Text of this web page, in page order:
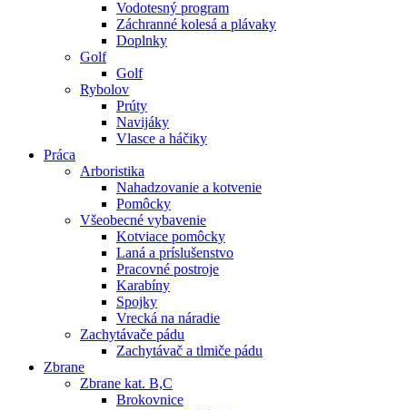
Vodotesný program
Záchranné kolesá a plávaky
Doplnky
Golf
Golf
Rybolov
Prúty
Navijáky
Vlasce a háčiky
Práca
Arboristika
Nahadzovanie a kotvenie
Pomôcky
Všeobecné vybavenie
Kotviace pomôcky
Laná a príslušenstvo
Pracovné postroje
Karabíny
Spojky
Vrecká na náradie
Zachytávače pádu
Zachytávač a tlmiče pádu
Zbrane
Zbrane kat. B,C
Brokovnice